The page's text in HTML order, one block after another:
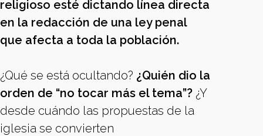
religioso esté dictando línea directa
en la redacción de una ley penal
que afecta a toda la población.
¿Qué se está ocultando? ¿Quién dio la
orden de “no tocar más el tema”? ¿Y
desde cuándo las propuestas de la
iglesia se convierten